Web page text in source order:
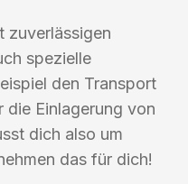
zuverlässigen
spezielle
den Transport
Einlagerung von
dich also um
das für dich!